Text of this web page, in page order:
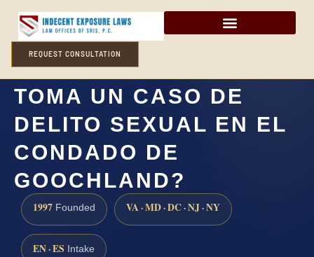
REQUEST CONSULTATION
¿CUÁNTO TIEMPO
TOMA UN CASO DE
DELITO SEXUAL EN EL
CONDADO DE
GOOCHLAND?
1997 Founded VA · MD · DC · NJ · NY
EN · ES Intake